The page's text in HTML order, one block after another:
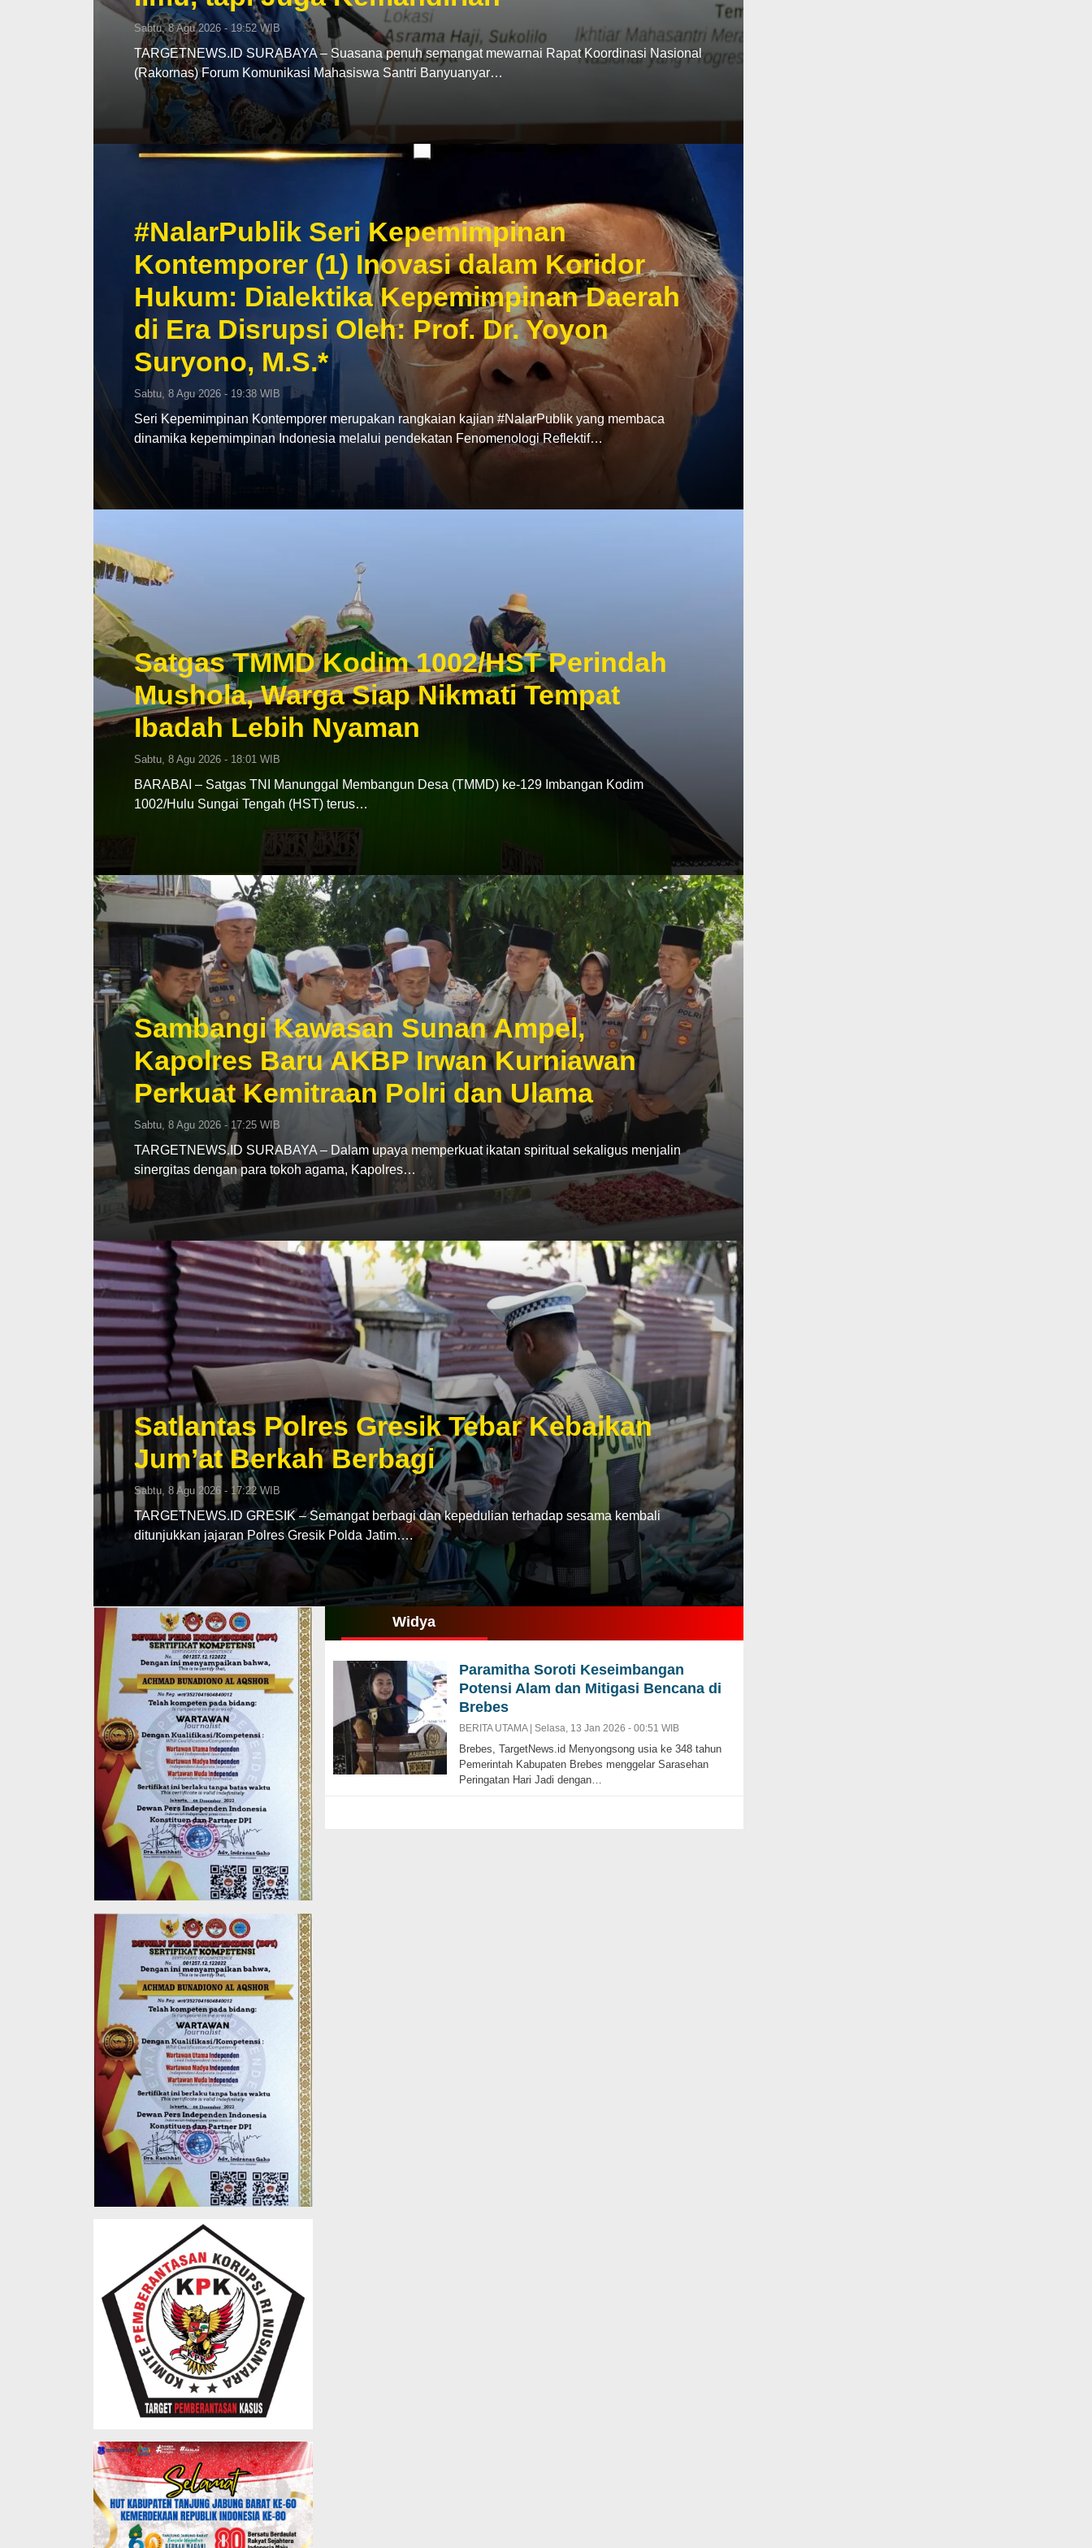
Sabtu, 8 Agu 2026 - 19:52 WIB
TARGETNEWS.ID SURABAYA – Suasana penuh semangat mewarnai Rapat Koordinasi Nasional
(Rakornas) Forum Komunikasi Mahasiswa Santri Banyuanyar…
#NalarPublik Seri Kepemimpinan
Kontemporer (1) Inovasi dalam Koridor
Hukum: Dialektika Kepemimpinan Daerah
di Era Disrupsi Oleh: Prof. Dr. Yoyon
Suryono, M.S.*
Sabtu, 8 Agu 2026 - 19:38 WIB
Seri Kepemimpinan Kontemporer merupakan rangkaian kajian #NalarPublik yang membaca
dinamika kepemimpinan Indonesia melalui pendekatan Fenomenologi Reflektif…
Satgas TMMD Kodim 1002/HST Perindah
Mushola, Warga Siap Nikmati Tempat
Ibadah Lebih Nyaman
Sabtu, 8 Agu 2026 - 18:01 WIB
BARABAI – Satgas TNI Manunggal Membangun Desa (TMMD) ke-129 Imbangan Kodim
1002/Hulu Sungai Tengah (HST) terus…
Sambangi Kawasan Sunan Ampel,
Kapolres Baru AKBP Irwan Kurniawan
Perkuat Kemitraan Polri dan Ulama
Sabtu, 8 Agu 2026 - 17:25 WIB
TARGETNEWS.ID SURABAYA – Dalam upaya memperkuat ikatan spiritual sekaligus menjalin
sinergitas dengan para tokoh agama, Kapolres…
Satlantas Polres Gresik Tebar Kebaikan
Jum’at Berkah Berbagi
Sabtu, 8 Agu 2026 - 17:22 WIB
TARGETNEWS.ID GRESIK – Semangat berbagi dan kepedulian terhadap sesama kembali
ditunjukkan jajaran Polres Gresik Polda Jatim….
Widya
Paramitha Soroti Keseimbangan
Potensi Alam dan Mitigasi Bencana di
Brebes
BERITA UTAMA | Selasa, 13 Jan 2026 - 00:51 WIB
Brebes, TargetNews.id Menyongsong usia ke 348 tahun
Pemerintah Kabupaten Brebes menggelar Sarasehan
Peringatan Hari Jadi dengan…